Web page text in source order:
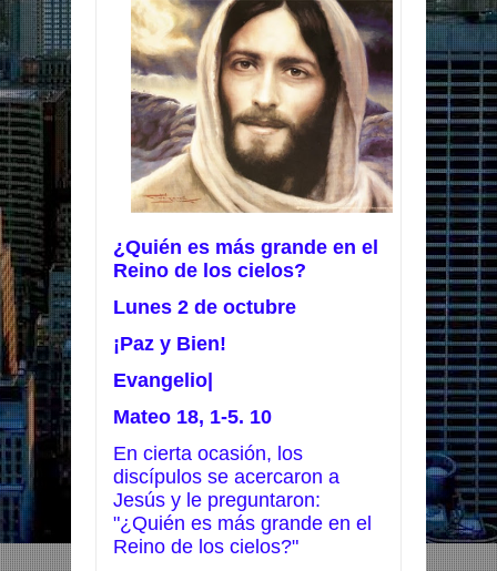
¿Quién es más grande en el
Reino de los cielos?
Lunes 2 de octubre
¡Paz y Bien!
Evangelio|
Mateo 18, 1-5. 10
En cierta ocasión, los
discípulos se acercaron a
Jesús y le preguntaron:
"¿Quién es más grande en el
Reino de los cielos?"